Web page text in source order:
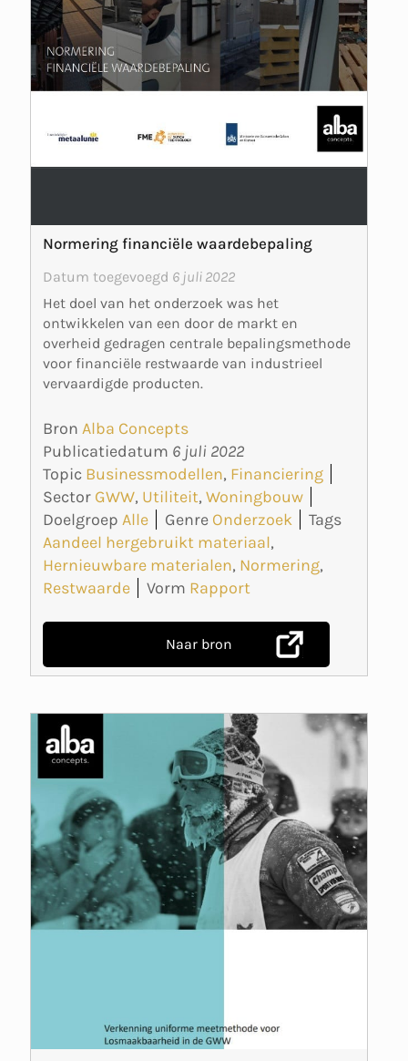
Normering financiële waardebepaling
Datum toegevoegd 6 juli 2022
Het doel van het onderzoek was het
ontwikkelen van een door de markt en
overheid gedragen centrale bepalingsmethode
voor financiële restwaarde van industrieel
vervaardigde producten.
Bron Alba Concepts
Publicatiedatum 6 juli 2022
Topic Businessmodellen, Financiering
Sector GWW, Utiliteit, Woningbouw
Doelgroep Alle Genre Onderzoek
Tags
Aandeel hergebruikt materiaal,
Hernieuwbare materialen, Normering,
Restwaarde
Vorm Rapport
Naar bron